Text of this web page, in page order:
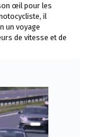
œil pour les
il
un voyage
de vitesse et de